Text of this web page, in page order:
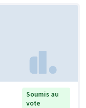
Soumis au
vote